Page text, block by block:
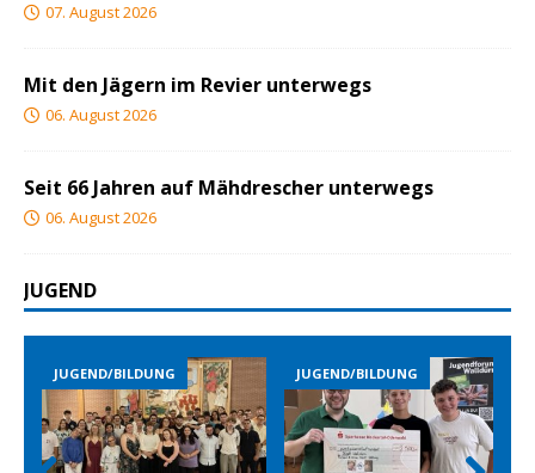
07. August 2026
Mit den Jägern im Revier unterwegs
06. August 2026
Seit 66 Jahren auf Mähdrescher unterwegs
06. August 2026
JUGEND
JUGEND/BILDUNG JUGEND/BILDUNG